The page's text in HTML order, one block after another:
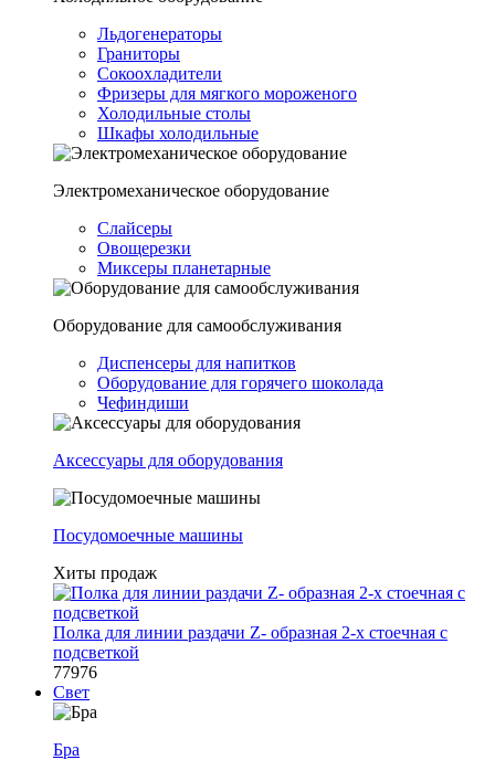
Льдогенераторы
Граниторы
Сокоохладители
Фризеры для мягкого мороженого
Холодильные столы
Шкафы холодильные
Электромеханическое оборудование
Слайсеры
Овощерезки
Миксеры планетарные
Оборудование для самообслуживания
Диспенсеры для напитков
Оборудование для горячего шоколада
Чефиндиши
Аксессуары для оборудования
Посудомоечные машины
Хиты продаж
Полка для линии раздачи Z- образная 2-х стоечная с
подсветкой
77976
Свет
Бра